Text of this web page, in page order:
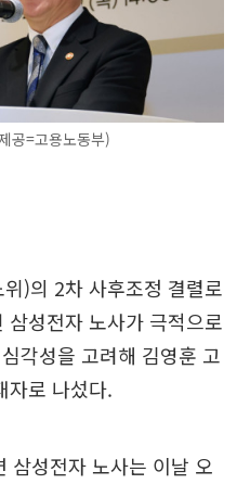
공=고용노동부)
)의 2차 사후조정 결렬로
성전자 노사가 극적으로
각성을 고려해 김영훈 고
자로 나섰다.
삼성전자 노사는 이날 오